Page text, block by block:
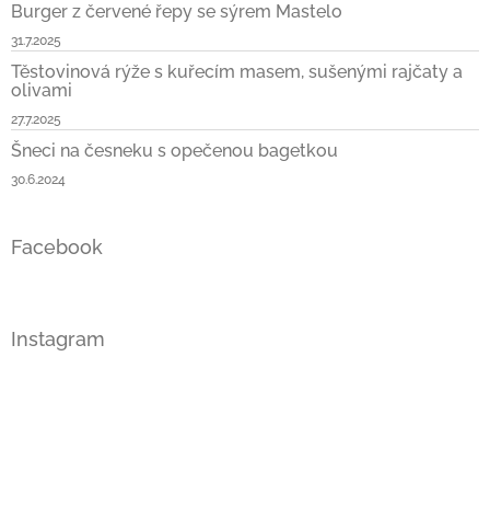
Burger z červené řepy se sýrem Mastelo
31.7.2025
Těstovinová rýže s kuřecím masem, sušenými rajčaty a
olivami
27.7.2025
Šneci na česneku s opečenou bagetkou
30.6.2024
Facebook
Instagram